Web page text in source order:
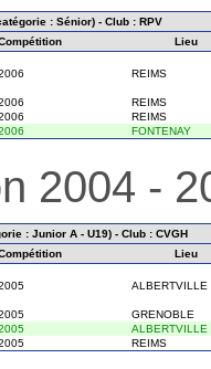
: Sénior) - Club : RPV
Lieu
REIMS
REIMS
REIMS
FONTENAY
2004 -
: Junior A - U19) - Club : CVGH
Lieu
ALBERTVILLE
GRENOBLE
ALBERTVILLE
REIMS